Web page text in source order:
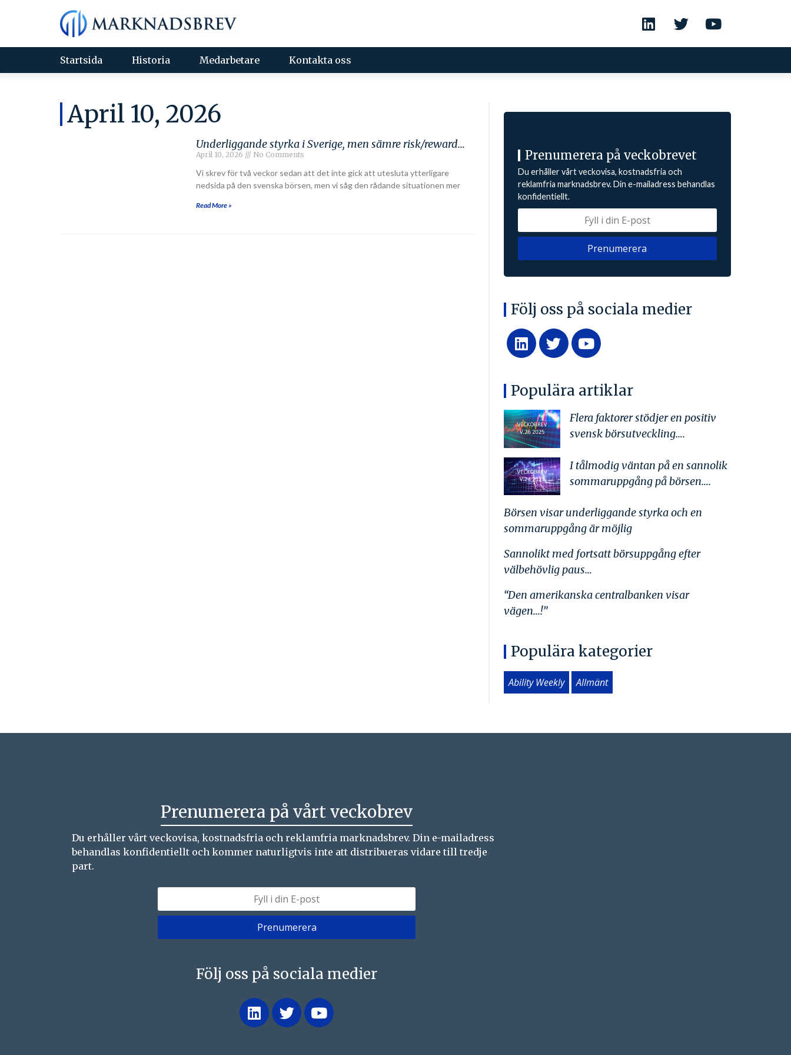
Startsida Historia Medarbetare Kontakta oss
April 10, 2026
Underliggande styrka i Sverige, men sämre risk/reward…
April 10, 2026 No Comments
Vi skrev för två veckor sedan att det inte gick att utesluta ytterligare
nedsida på den svenska börsen, men vi såg den rådande situationen mer
Read More »
Prenumerera på veckobrevet
Du erhåller vårt veckovisa, kostnadsfria och
reklamfria marknadsbrev. Din e-mailadress behandlas
konfidentiellt.
Följ oss på sociala medier
Populära artiklar
Flera faktorer stödjer en positiv
svensk börsutveckling….
I tålmodig väntan på en sannolik
sommaruppgång på börsen….
Börsen visar underliggande styrka och en
sommaruppgång är möjlig
Sannolikt med fortsatt börsuppgång efter
välbehövlig paus…
“Den amerikanska centralbanken visar
vägen…!”
Populära kategorier
Ability Weekly Allmänt
Prenumerera på vårt veckobrev
Du erhåller vårt veckovisa, kostnadsfria och reklamfria marknadsbrev. Din e-mailadress
behandlas konfidentiellt och kommer naturligtvis inte att distribueras vidare till tredje
part.
Följ oss på sociala medier